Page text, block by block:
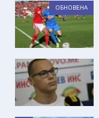
ОБНОВЕНА